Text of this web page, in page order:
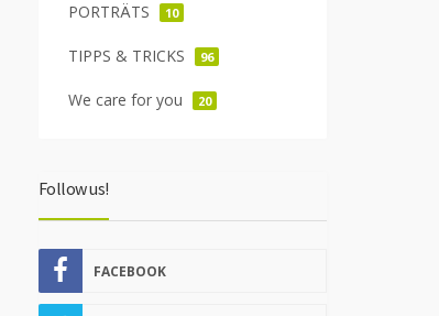
PORTRÄTS 10
TIPPS & TRICKS 96
We care for you 20
Follow us!
FACEBOOK